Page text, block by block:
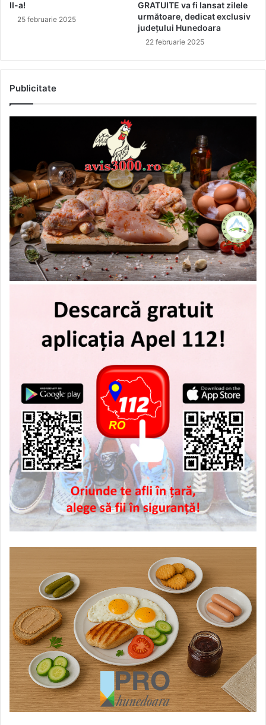
II-a!
25 februarie 2025
GRATUITE va fi lansat zilele
următoare, dedicat exclusiv
județului Hunedoara
22 februarie 2025
Publicitate